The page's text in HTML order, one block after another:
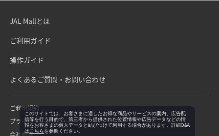
JAL Mallとは
ご利用ガイド
操作ガイド
よくあるご質問・お問い合わせ
ご利用規約
プライバシーポリシー
会社概要
このサイトでは、お客さまに適したお得な商品やサービスの案内、広告配
信等を行う目的で、第三者から提供された位置情報や広告データなどの情
報をお客さまの個人データと結びつけて利用する場合があります。詳細Q&A
はこちらを参照ください。